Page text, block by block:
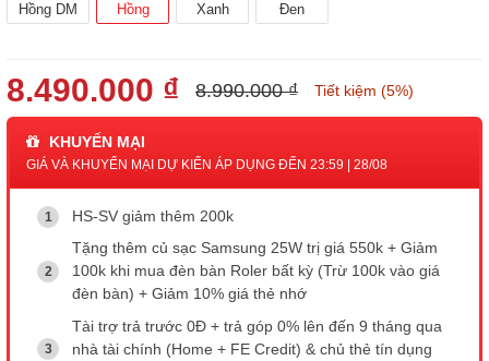
Hồng DM Hồng Xanh Đen
8.490.000 ₫ 8.990.000 ₫ Tiết kiệm (5%)
KHUYẾN MẠI
GIÁ VÀ KHUYẾN MẠI DỰ KIẾN ÁP DỤNG ĐẾN 23:59 | 28/08
HS-SV giảm thêm 200k
Tặng thêm củ sạc Samsung 25W trị giá 550k + Giảm
100k khi mua đèn bàn Roler bất kỳ (Trừ 100k vào giá
đèn bàn) + Giảm 10% giá thẻ nhớ
Tài trợ trả trước 0Đ + trả góp 0% lên đến 9 tháng qua
nhà tài chính (Home + FE Credit) & chủ thẻ tín dụng